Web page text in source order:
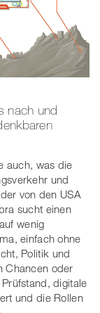
nach und
auch, was die
und
von den USA
sucht einen
wenig
einfach ohne
Politik und
Chancen oder
digitale
und die Rollen